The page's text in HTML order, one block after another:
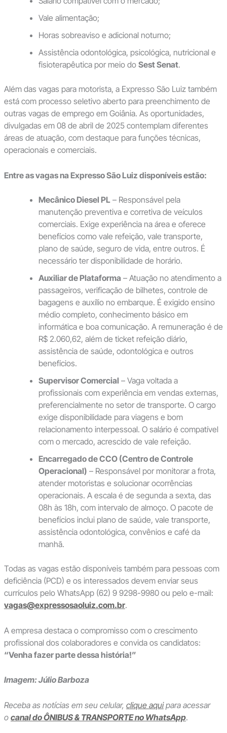
Vale alimentação;
Horas sobreaviso e adicional noturno;
Assistência odontológica, psicológica, nutricional e
fisioterapêutica por meio do Sest Senat.
Além das vagas para motorista, a Expresso São Luiz também
está com processo seletivo aberto para preenchimento de
outras vagas de emprego em Goiânia. As oportunidades,
divulgadas em 08 de abril de 2025 contemplam diferentes
áreas de atuação, com destaque para funções técnicas,
operacionais e comerciais.
Entre as vagas na Expresso São Luiz disponíveis estão:
Mecânico Diesel PL– Responsável pela
manutenção preventiva e corretiva de veículos
comerciais. Exige experiência na área e oferece
benefícios como vale refeição, vale transporte,
plano de saúde, seguro de vida, entre outros. É
necessário ter disponibilidade de horário.
Auxiliar de Plataforma – Atuação no atendimento a
passageiros, verificação de bilhetes, controle de
bagagens e auxílio no embarque. É exigido ensino
médio completo, conhecimento básico em
informática e boa comunicação. A remuneração é de
R$ 2.060,62, além de ticket refeição diário,
assistência de saúde, odontológica e outros
benefícios.
Supervisor Comercial – Vaga voltada a
profissionais com experiência em vendas externas,
preferencialmente no setor de transporte. O cargo
exige disponibilidade para viagens e bom
relacionamento interpessoal. O salário é compatível
com o mercado, acrescido de vale refeição.
Encarregado de CCO (Centro de Controle
Operacional) – Responsável por monitorar a frota,
atender motoristas e solucionar ocorrências
operacionais. A escala é de segunda a sexta, das
08h às 18h, com intervalo de almoço. O pacote de
benefícios inclui plano de saúde, vale transporte,
assistência odontológica, convênios e café da
manhã.
Todas as vagas estão disponíveis também para pessoas com
deficiência (PCD) e os interessados devem enviar seus
currículos pelo WhatsApp (62) 9 9298-9980 ou pelo e-mail:
vagas@expressosaoluiz.com.br.
A empresa destaca o compromisso com o crescimento
profissional dos colaboradores e convida os candidatos:
“Venha fazer parte dessa história!”
Imagem: Júlio Barboza
Receba as notícias em seu celular, clique aquipara acessar
o canal do ÔNIBUS & TRANSPORTE no WhatsApp.